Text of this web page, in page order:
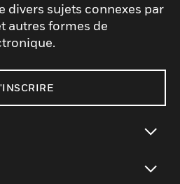
divers sujets connexes par
autres formes de